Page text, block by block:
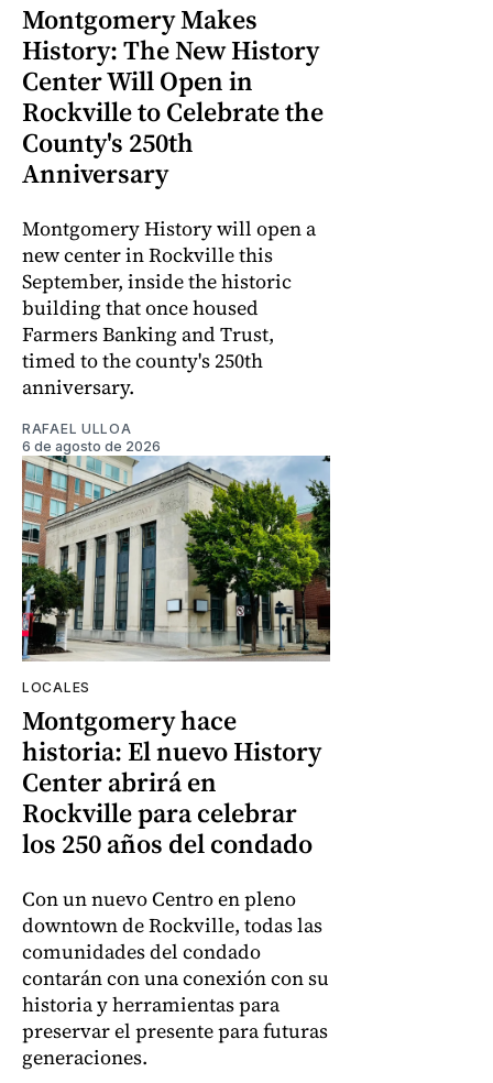
Montgomery Makes
History: The New History
Center Will Open in
Rockville to Celebrate the
County's 250th
Anniversary
Montgomery History will open a
new center in Rockville this
September, inside the historic
building that once housed
Farmers Banking and Trust,
timed to the county's 250th
anniversary.
RAFAEL ULLOA
6 de agosto de 2026
LOCALES
Montgomery hace
historia: El nuevo History
Center abrirá en
Rockville para celebrar
los 250 años del condado
Con un nuevo Centro en pleno
downtown de Rockville, todas las
comunidades del condado
contarán con una conexión con su
historia y herramientas para
preservar el presente para futuras
generaciones.